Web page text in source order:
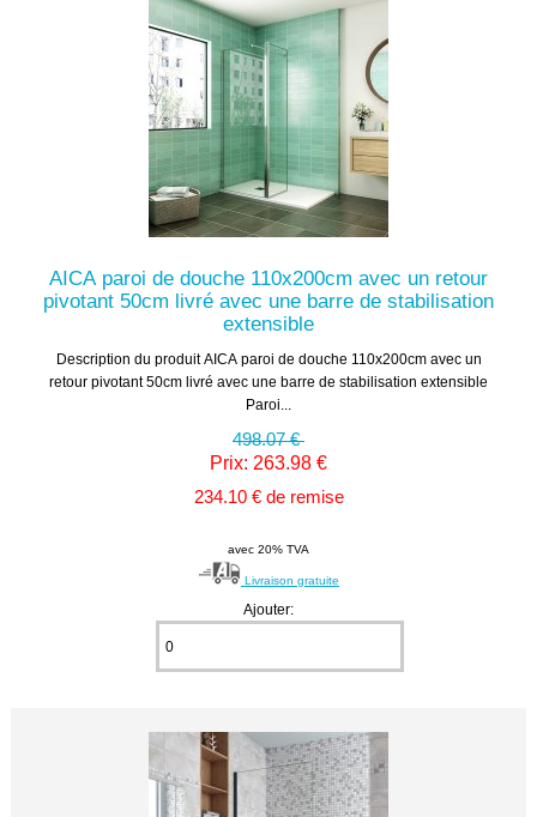
AICA paroi de douche 110x200cm avec un retour
pivotant 50cm livré avec une barre de stabilisation
extensible
Description du produit AICA paroi de douche 110x200cm avec un
retour pivotant 50cm livré avec une barre de stabilisation extensible
Paroi...
498.07 €
Prix: 263.98 €
234.10 € de remise
avec 20% TVA
Livraison gratuite
Ajouter: